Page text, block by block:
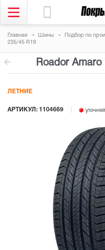
Главная Шины Подбор по
235/45 R19
Roador Amaro
АРТИКУЛ: 1104669
ЛЕТНИЕ